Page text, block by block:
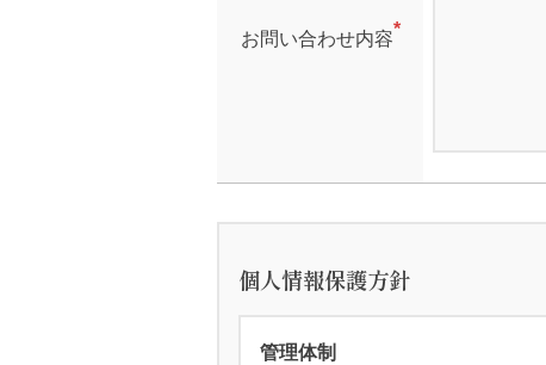
お問い合わせ内容*
個人情報保護方針
管理体制